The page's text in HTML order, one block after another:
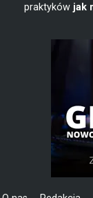
praktyków jak